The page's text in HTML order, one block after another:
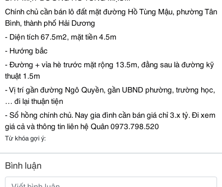
Chính chủcần bán lô đất mặtđường HồTùng Mậu, phường Tân
Bình, thành phố Hải Dương
- Diện tích 67.5m2, mặt tiền 4.5m
- Hướng bắc
-Đường + vỉa hè trước mặt rộng 13.5m, đằng sau làđường kỹ
thuật 1.5m
- Vịtrí gầnđường Ngô Quyền, gần UBND phường, trường học,
… đi lại thuận tiện
- Sổ hồng chính chủ. Nay giađình cần bán giá chỉ3.x tỷ.Đi xem
giá cảvà thông tin liên hệ Quân 0973.798.520
Từ khóa gợi ý:
Bình luận